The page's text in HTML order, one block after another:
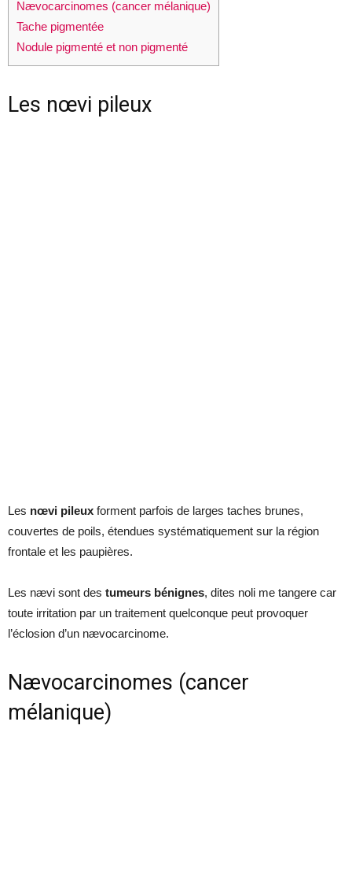
Nævocarcinomes (cancer mélanique)
Tache pigmentée
Nodule pigmenté et non pigmenté
Les nœvi pileux
Les nœvi pileux forment parfois de larges taches brunes,
couvertes de poils, étendues systématiquement sur la région
frontale et les paupières.
Les nævi sont des tumeurs bénignes, dites noli me tangere car
toute irritation par un traitement quelconque peut provoquer
l’éclosion d’un nævocarcinome.
Nævocarcinomes (cancer
mélanique)